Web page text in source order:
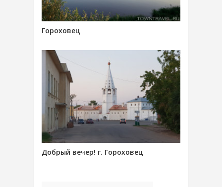
Гороховец
Добрый вечер! г. Гороховец